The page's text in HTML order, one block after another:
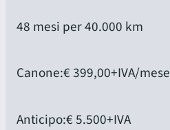
48 mesi per 40.000 km
Canone:€ 399,00+IVA/mese
Anticipo:€ 5.500+IVA